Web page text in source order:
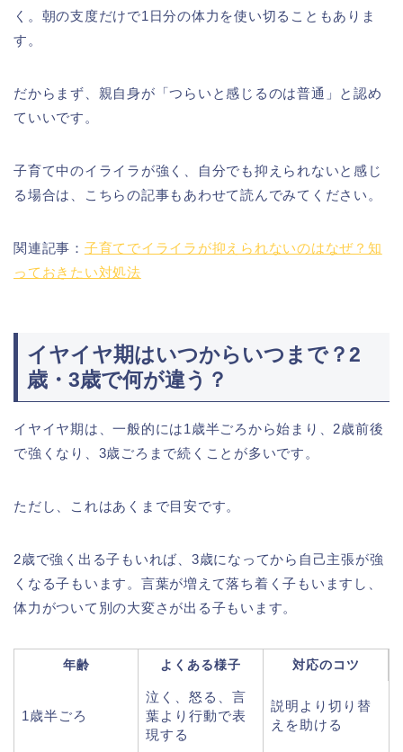
く。朝の支度だけで1日分の体力を使い切ることもありま
す。
だからまず、親自身が「つらいと感じるのは普通」と認め
ていいです。
子育て中のイライラが強く、自分でも抑えられないと感じ
る場合は、こちらの記事もあわせて読んでみてください。
関連記事： 子育てでイライラが抑えられないのはなぜ？知
っておきたい対処法
イヤイヤ期はいつからいつまで？2
歳・3歳で何が違う？
イヤイヤ期は、一般的には1歳半ごろから始まり、2歳前後
で強くなり、3歳ごろまで続くことが多いです。
ただし、これはあくまで目安です。
2歳で強く出る子もいれば、3歳になってから自己主張が強
くなる子もいます。言葉が増えて落ち着く子もいますし、
体力がついて別の大変さが出る子もいます。
年齢 よくある様子 対応のコツ
1歳半ごろ
泣く、怒る、言
葉より行動で表
現する
説明より切り替
えを助ける